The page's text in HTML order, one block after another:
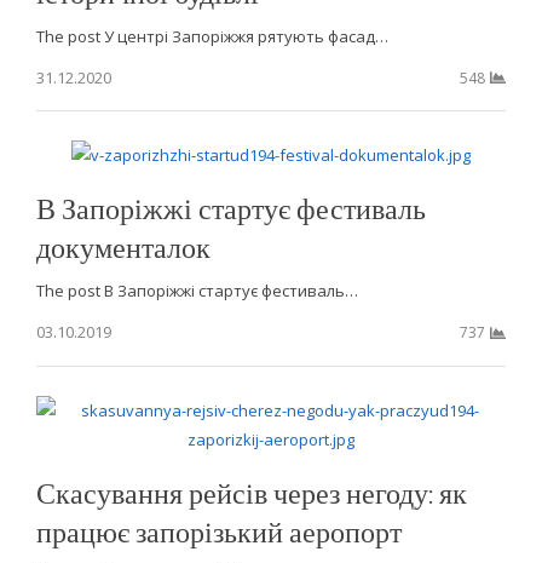
The post У центрі Запоріжжя рятують фасад…
31.12.2020
548
В Запоріжжі стартує фестиваль
документалок
The post В Запоріжжі стартує фестиваль…
03.10.2019
737
Скасування рейсів через негоду: як
працює запорізький аеропорт